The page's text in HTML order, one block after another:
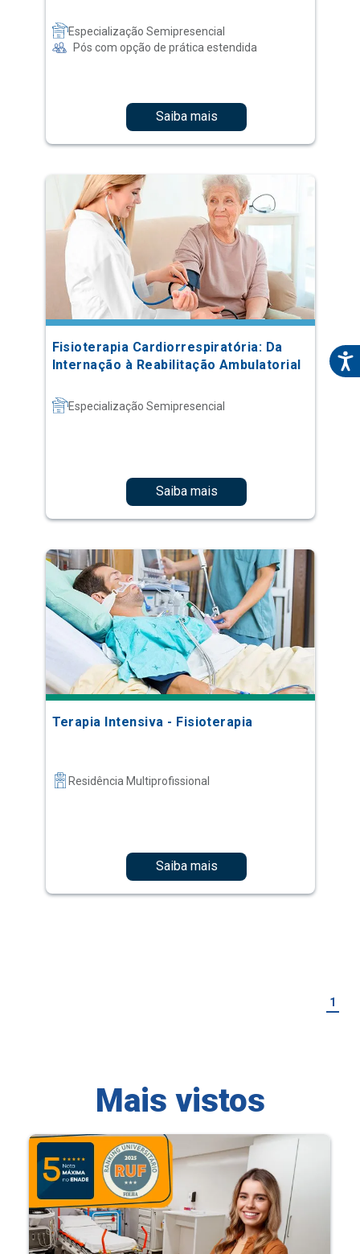
Especialização Semipresencial
Pós com opção de prática estendida
Saiba mais
Fisioterapia Cardiorrespiratória: Da
Internação à Reabilitação Ambulatorial
Especialização Semipresencial
Saiba mais
Terapia Intensiva - Fisioterapia
Residência Multiprofissional
Saiba mais
1
Mais vistos